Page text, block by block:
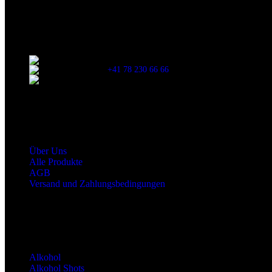
+41 78 230 66 66
Über Uns
Alle Produkte
AGB
Versand und Zahlungsbedingungen
Alkohol
Alkohol Shots